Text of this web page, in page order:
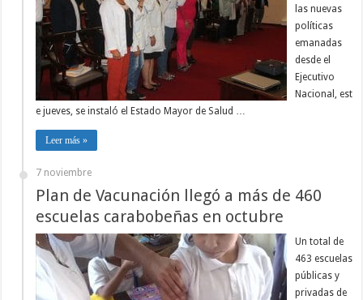
las nuevas
políticas
emanadas
desde el
Ejecutivo
Nacional, est
e jueves, se instaló el Estado Mayor de Salud …
Leer más »
7 noviembre
Plan de Vacunación llegó a más de 460
escuelas carabobeñas en octubre
Un total de
463 escuelas
públicas y
privadas de